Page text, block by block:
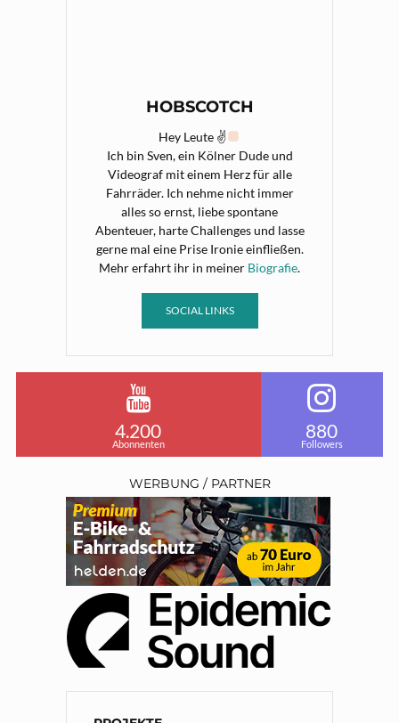
HOBSCOTCH
Hey Leute ✌
Ich bin Sven, ein Kölner Dude und
Videograf mit einem Herz für alle
Fahrräder. Ich nehme nicht immer
alles so ernst, liebe spontane
Abenteuer, harte Challenges und lasse
gerne mal eine Prise Ironie einfließen.
Mehr erfahrt ihr in meiner Biografie.
SOCIAL LINKS
4.200
Abonnenten
880
Followers
WERBUNG / PARTNER